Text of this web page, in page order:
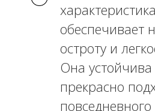
обеспечивает
остроту и
Она
прекрасно